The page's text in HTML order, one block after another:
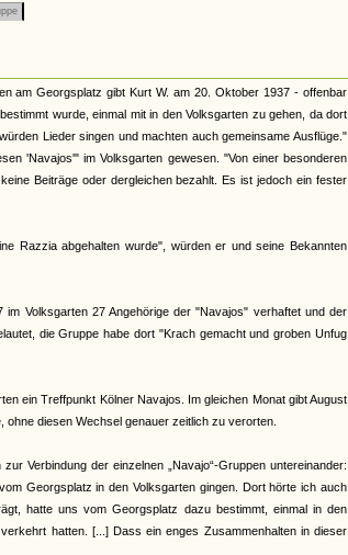
am Georgsplatz gibt Kurt W. am 20. Oktober 1937 - offenbar
wurde, einmal mit in den Volksgarten zu gehen, da dort
Lieder singen und machten auch gemeinsame Ausflüge."
'Navajos'" im Volksgarten gewesen. "Von einer besonderen
Beiträge oder dergleichen bezahlt. Es ist jedoch ein fester
Razzia abgehalten wurde", würden er und seine Bekannten
Volksgarten 27 Angehörige der "Navajos" verhaftet und der
die Gruppe habe dort "Krach gemacht und groben Unfug
ein Treffpunkt Kölner Navajos. Im gleichen Monat gibt August
diesen Wechsel genauer zeitlich zu verorten.
Verbindung der einzelnen „Navajo“-Gruppen untereinander:
Georgsplatz in den Volksgarten gingen. Dort hörte ich auch
hatte uns vom Georgsplatz dazu bestimmt, einmal in den
hatten. [...] Dass ein enges Zusammenhalten in dieser